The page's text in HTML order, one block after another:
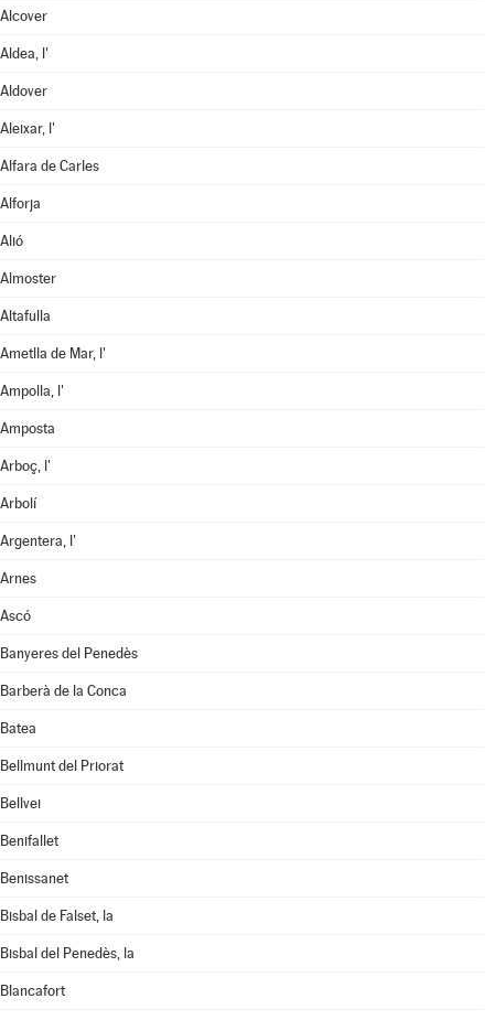
Alcover
Aldea, l'
Aldover
Aleixar, l'
Alfara de Carles
Alforja
Alió
Almoster
Altafulla
Ametlla de Mar, l'
Ampolla, l'
Amposta
Arboç, l'
Arbolí
Argentera, l'
Arnes
Ascó
Banyeres del Penedès
Barberà de la Conca
Batea
Bellmunt del Priorat
Bellvei
Benifallet
Benissanet
Bisbal de Falset, la
Bisbal del Penedès, la
Blancafort